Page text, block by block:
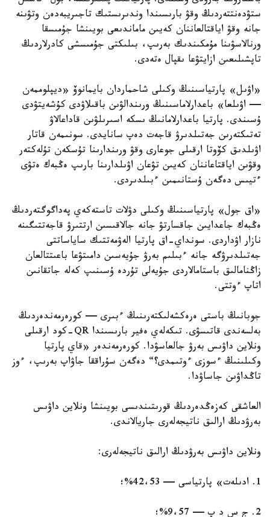
ستۋدەنتتەردىڭ وقۋ بارىسىندا وندىرىستىك تاجىريبەدەن وتۋىنە
جانە وقۋ اياقتالعاننان كەيىن ماماندىعى بويىنشا جۇمىسقا
ورنالاسۋىنا مۇمكىندىك بەرىپ، بىلىكتى جۇمىسشى كادرلاردىڭ
تاپشىلىعىن ازايتۋعا ىقپال ەتەدى.
«اۋىل» پارتياسىنىڭ وكىلى شاحماردان بايمانوۆ «ديپلوممەن
— اۋىلعا» باعدارلاماسىنىڭ ورىندالۋىن باقىلاۋدى كۇشەيتۋدى
ۇسىندى. پارتيا باعدارلامانىڭ ىسكە اسىرىلۋىن قاداعالاۋ
تەتىكتەرىن جەتىلدىرۋ قاجەت دەپ سانايدى. سونىمەن قاتار
اۋىلدىق كۆوتا ارقىلى جوعارى وقۋ ورىندارىنا تۇسكەن تۇلەكتەر
وقۋىن اياقتاعاننان كەيىن تۋعان اۋىلدارىنا بارىپ ەڭبەك ەتۋى
ءتيىس دەگەن ۇستانىمىن ءبىلدىردى.
«اق جول» پارتياسىنىڭ وكىلى دۋلات تاستەكەي پەداگوگتەردىڭ
ەڭبەك جاعدايىن جاقسارتۋ جانە جالاقىسىن ارتتىرۋ قاجەتتىگىنە
نازار اۋداردى. سونداي-اق پارتيا الەۋمەتتىك ساياساتتى
جەتىلدىرۋگە جانە ءبىلىم بەرۋ جۇيەسىن دامىتۋعا باعىتتالعان
زاڭنامالىق باستامالاردى جۇيەلى تۇردە ۇسىنىپ كەلە جاتقانىن
اتاپ ءوتتى.
جوبانىڭ باستى ەرەكشەلىكتەرىنىڭ ءبىرى — كورەرمەندەردىڭ
بەلسەندى قاتىسۋى. تىكەلەي ەفير بارىسىندا QR-كود ارقىلى
ونلاين داۋىس بەرۋ جالعاسۋدا. كورەرمەندەر «قاي پارتيا
وكىلىنىڭ ءسوزى ءوتىمدى؟“ دەگەن سۇراققا جاۋاپ بەرىپ، ءوز
تاڭداۋىن جاساۋدا.
العاشقى كەزەڭدەردىڭ قورىتىندىسى بويىنشا ونلاين داۋىس
بەرۋدىڭ ارالىق ناتيجەلەرى جاريالاندى.
ونلاين داۋىس بەرۋدىڭ ارالىق ناتيجەلەرى:
1. ادىلەت» پارتياسى — 42،53%؛
2. ج س د پ — 9،57%؛